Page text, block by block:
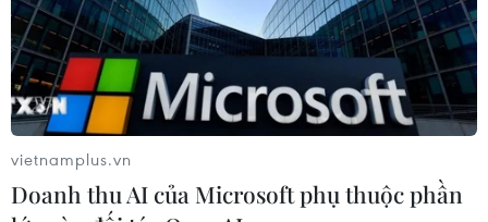
TIN CÙNG CHUYÊN MỤC
NAPAS và KiotViet hợp tác mở rộng
vietnamplus.vn
Doanh thu AI của Microsoft phụ thuộc phần